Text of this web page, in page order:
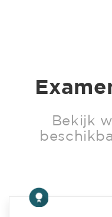
Bekijk